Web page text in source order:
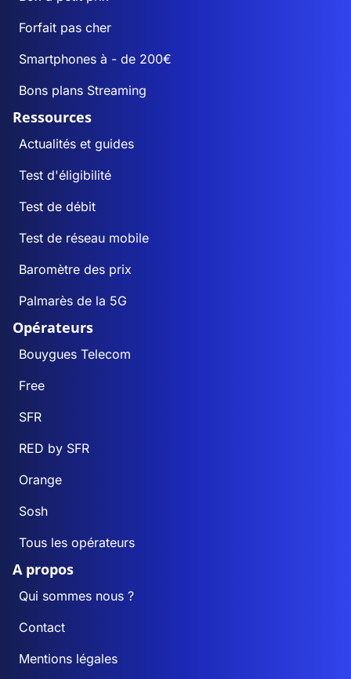
Forfait pas cher
Smartphones à - de 200€
Bons plans Streaming
Ressources
Actualités et guides
Test d'éligibilité
Test de débit
Test de réseau mobile
Baromètre des prix
Palmarès de la 5G
Opérateurs
Bouygues Telecom
Free
SFR
RED by SFR
Orange
Sosh
Tous les opérateurs
A propos
Qui sommes nous ?
Contact
Mentions légales